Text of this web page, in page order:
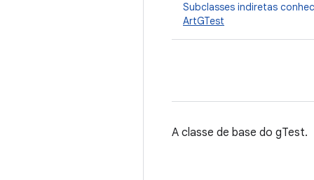
Subclasses indiretas
ArtGTest
A classe de base do gTest.